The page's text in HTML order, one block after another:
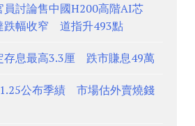
員討論售中國H200高階AI芯
幅收窄 道指升493點
存息最高3.3厘 跌市賺息49萬
公布季績 市場估外賣燒錢